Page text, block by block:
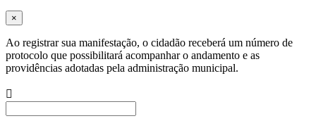
×
Ao registrar sua manifestação, o cidadão receberá um número de
protocolo que possibilitará acompanhar o andamento e as
providências adotadas pela administração municipal.